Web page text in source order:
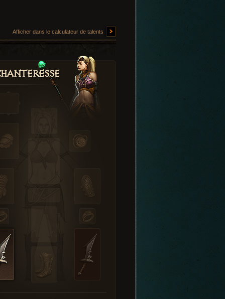
Afficher dans le calculateur de talents